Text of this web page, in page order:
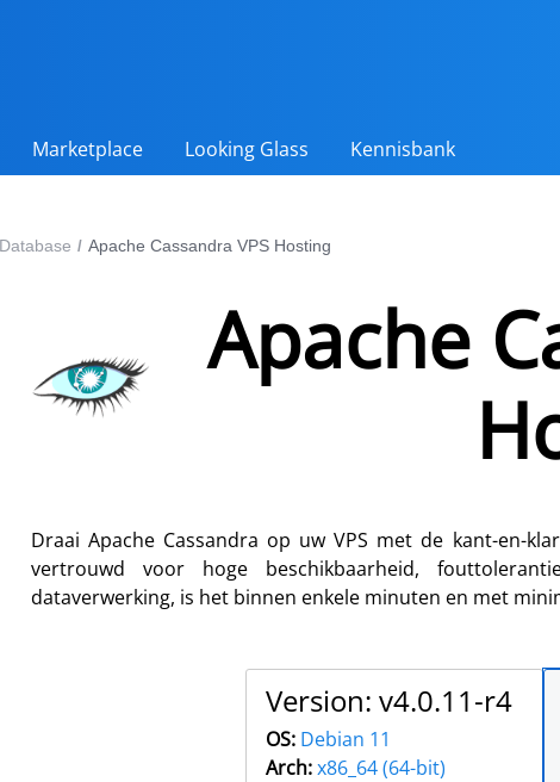
Marketplace Looking Glass Kennisbank
Database / Apache Cassandra VPS Hosting
Apache
Draai Apache Cassandra op uw VPS met de kant-en-
vertrouwd voor hoge beschikbaarheid,
dataverwerking, is het binnen enkele minuten en met
Version: v4.0.11-r4
OS: Debian 11
Arch:x86_64 (64-bit)